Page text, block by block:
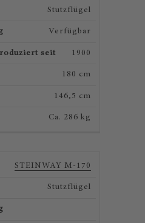
Stutzflügel
Verfügbar
1900
180 cm
146,5 cm
Ca. 286 kg
STEINWAY M-170
Stutzflügel